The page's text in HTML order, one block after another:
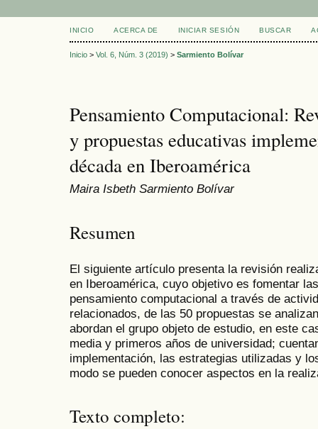
INICIO ACERCA DE INICIAR SESIÓN BUSCAR
Inicio > Vol. 6, Núm. 3 (2019) > Sarmiento Bolívar
Pensamiento Computacional:
y propuestas educativas
década en Iberoamérica
Maira Isbeth Sarmiento Bolívar
Resumen
El siguiente artículo presenta la revisión
en Iberoamérica, cuyo objetivo es fomentar
pensamiento computacional a través de
relacionados, de las 50 propuestas se
abordan el grupo objeto de estudio, en este
media y primeros años de universidad;
implementación, las estrategias utilizadas y
modo se pueden conocer aspectos en la
Texto completo: